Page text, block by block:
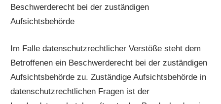
Beschwerderecht bei der zuständigen
Aufsichtsbehörde
Im Falle datenschutzrechtlicher Verstöße steht dem
Betroffenen ein Beschwerderecht bei der zuständigen
Aufsichtsbehörde zu. Zuständige Aufsichtsbehörde in
datenschutzrechtlichen Fragen ist der